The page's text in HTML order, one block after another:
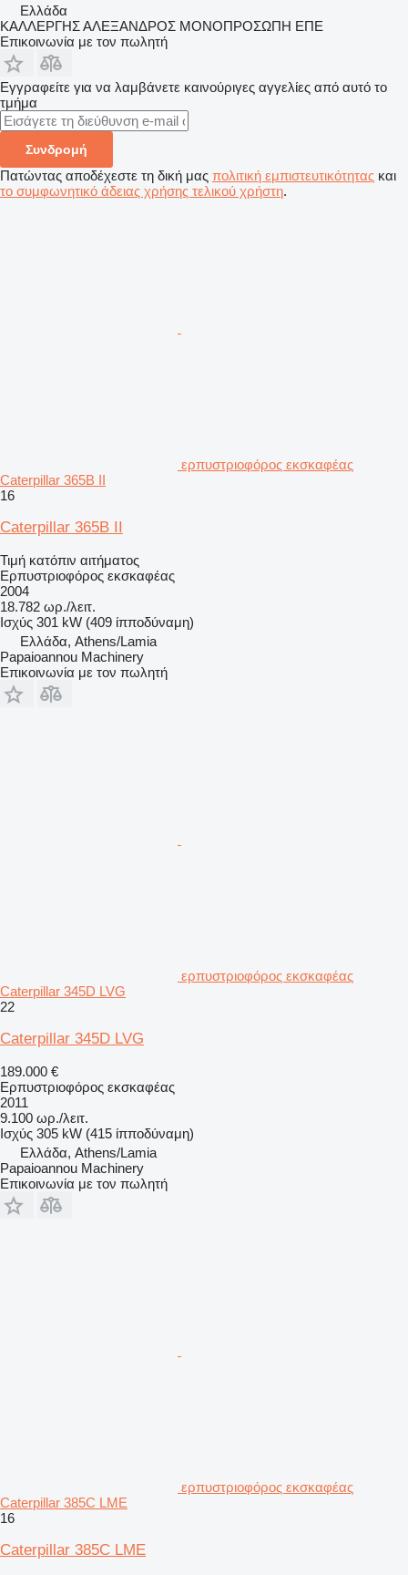
Ελλάδα
ΚΑΛΛΕΡΓΗΣ ΑΛΕΞΑΝΔΡΟΣ ΜΟΝΟΠΡΟΣΩΠΗ ΕΠΕ
Επικοινωνία με τον πωλητή
Εγγραφείτε για να λαμβάνετε καινούριγες αγγελίες από αυτό το
τμήμα
Συνδρομή
Πατώντας αποδέχεστε τη δική μας πολιτική εμπιστευτικότητας και
το συμφωνητικό άδειας χρήσης τελικού χρήστη.
ερπυστριοφόρος εκσκαφέας
Caterpillar 365B II
16
Caterpillar 365B II
Τιμή κατόπιν αιτήματος
Ερπυστριοφόρος εκσκαφέας
2004
18.782 ωρ./λειτ.
Ισχύς 301 kW (409 ίπποδύναμη)
Ελλάδα, Athens/Lamia
Papaioannou Machinery
Επικοινωνία με τον πωλητή
ερπυστριοφόρος εκσκαφέας
Caterpillar 345D LVG
22
Caterpillar 345D LVG
189.000 €
Ερπυστριοφόρος εκσκαφέας
2011
9.100 ωρ./λειτ.
Ισχύς 305 kW (415 ίπποδύναμη)
Ελλάδα, Athens/Lamia
Papaioannou Machinery
Επικοινωνία με τον πωλητή
ερπυστριοφόρος εκσκαφέας
Caterpillar 385C LME
16
Caterpillar 385C LME